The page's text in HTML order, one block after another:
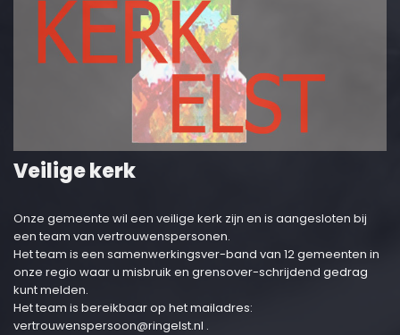
Veilige kerk
Onze gemeente wil een veilige kerk zijn en is aangesloten bij
een team van vertrouwenspersonen.
Het team is een samenwerkingsver-band van 12 gemeenten in
onze regio waar u misbruik en grensover-schrijdend gedrag
kunt melden.
Het team is bereikbaar op het mailadres:
vertrouwenspersoon@ringelst.nl .